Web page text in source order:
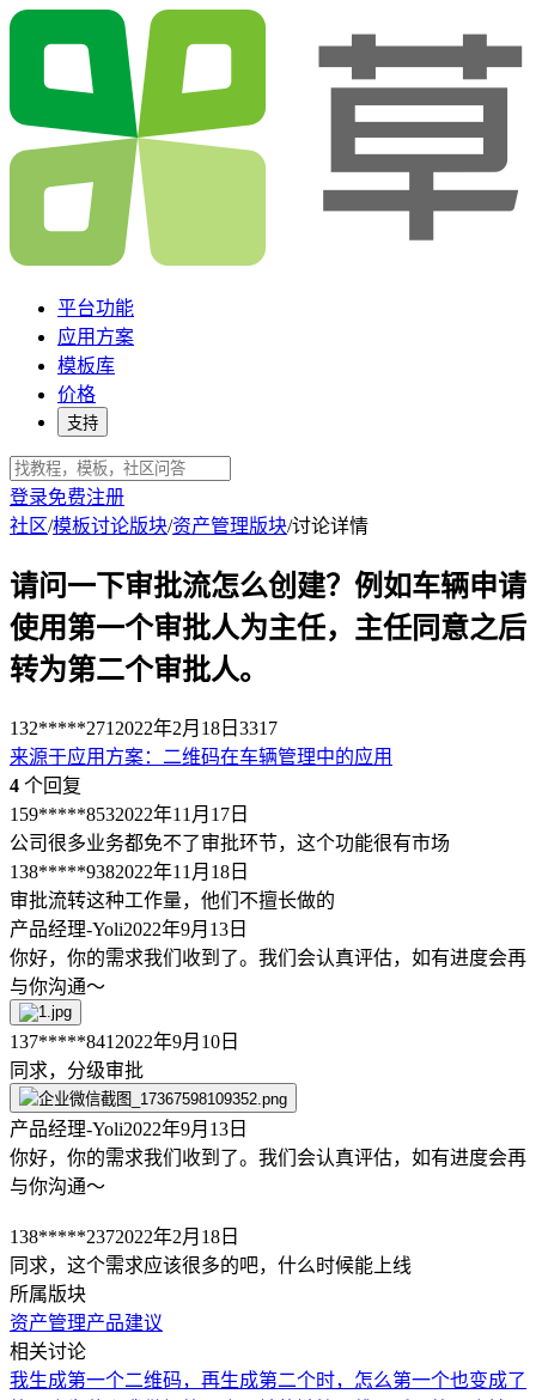
平台功能
应用方案
模板库
价格
支持
登录免费注册
社区/模板讨论版块/资产管理版块/讨论详情
请问一下审批流怎么创建？例如车辆申请
使用第一个审批人为主任，主任同意之后
转为第二个审批人。
132*****271 2022年2月18日 3317
来源于应用方案： 二维码在车辆管理中的应用
4 个回复
159*****8532022年11月17日
公司很多业务都免不了审批环节，这个功能很有市场
138*****9382022年11月18日
审批流转这种工作量，他们不擅长做的
产品经理-Yoli2022年9月13日
你好，你的需求我们收到了。我们会认真评估，如有进度会再
与你沟通～
137*****841 2022年9月10日
同求，分级审批
产品经理-Yoli2022年9月13日
你好，你的需求我们收到了。我们会认真评估，如有进度会再
与你沟通～
138*****2372022年2月18日
同求，这个需求应该很多的吧，什么时候能上线
所属版块
资产管理产品建议
相关讨论
我生成第一个二维码，再生成第二个时，怎么第一个也变成了